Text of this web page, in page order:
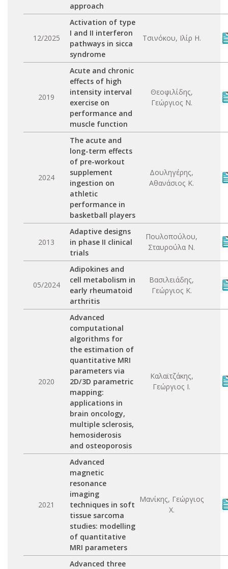
approach
12/2025
Activation of type
I and II interferon
pathways in sicca
syndrome
Τσινόκου, Ιλίρ Η.
2019
Acute and chronic
effects of high
intensity interval
exercise on
performance and
muscle function
Θεοφιλίδης,
Γεώργιος Ν.
2024
The acute and
long-term effects
of pre-workout
supplement
ingestion on
athletic
performance in
basketball players
Δουληγέρης,
Αθανάσιος Κ.
2013
Adaptive designs
in phase II clinical
trials
Πουλοπούλου,
Σταυρούλα Ν.
05/2024
Adipokines and
cell metabolism in
early rheumatoid
arthritis
Βασιλειάδης,
Γεώργιος Κ.
2020
Advanced
computational
algorithms for
the estimation of
quantitative MRI
parameters via
2D/3D parametric
mapping:
applications in
brain oncology,
multiple sclerosis,
hemosiderosis
and osteoporosis
Καλαϊτζάκης,
Γεώργιος Ι.
2021
Advanced
magnetic
resonance
imaging
techniques in soft
tissue sarcoma
studies: modelling
of quantitative
MRI parameters
Μανίκης, Γεώργιος
Χ.
Advanced three